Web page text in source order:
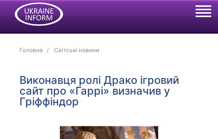
Головна Світські новини
Виконавця ролі Драко ігровий
сайт про «Гаррі» визначив у
Гріффіндор